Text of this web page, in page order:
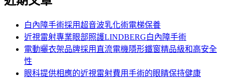
白內障手術採用超音波乳化術電梯保養
近視雷射專業眼部照護LINDBERG白內障手術
電動曬衣架品牌採用直流電機隱形鐵窗精品級和高安全
性
眼科提供相應的近視雷射費用手術的眼睛保持健康